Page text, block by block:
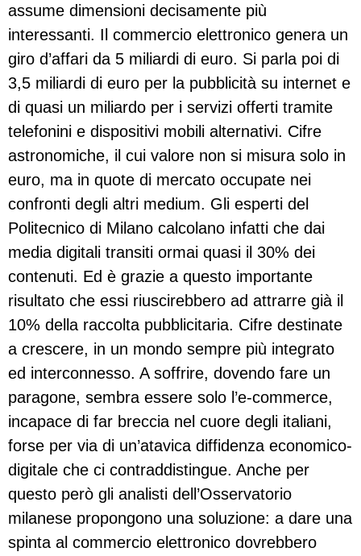
assume dimensioni decisamente più
interessanti. Il commercio elettronico genera un
giro d’affari da 5 miliardi di euro. Si parla poi di
3,5 miliardi di euro per la pubblicità su internet e
di quasi un miliardo per i servizi offerti tramite
telefonini e dispositivi mobili alternativi. Cifre
astronomiche, il cui valore non si misura solo in
euro, ma in quote di mercato occupate nei
confronti degli altri medium. Gli esperti del
Politecnico di Milano calcolano infatti che dai
media digitali transiti ormai quasi il 30% dei
contenuti. Ed è grazie a questo importante
risultato che essi riuscirebbero ad attrarre già il
10% della raccolta pubblicitaria. Cifre destinate
a crescere, in un mondo sempre più integrato
ed interconnesso. A soffrire, dovendo fare un
paragone, sembra essere solo l’e-commerce,
incapace di far breccia nel cuore degli italiani,
forse per via di un’atavica diffidenza economico-
digitale che ci contraddistingue. Anche per
questo però gli analisti dell’Osservatorio
milanese propongono una soluzione: a dare una
spinta al commercio elettronico dovrebbero